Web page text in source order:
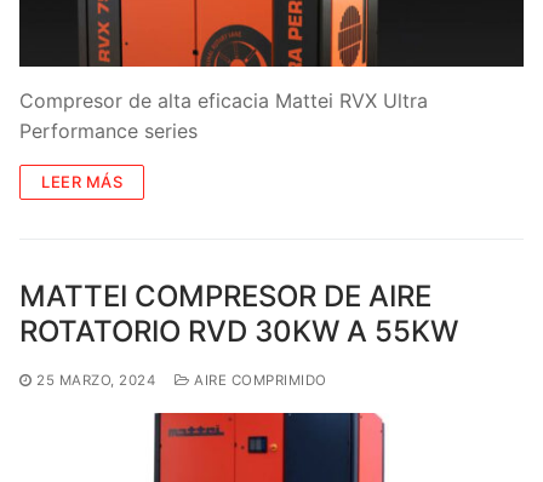
Compresor de alta eficacia Mattei RVX Ultra
Performance series
LEER MÁS
MATTEI COMPRESOR DE AIRE
ROTATORIO RVD 30KW A 55KW
25 MARZO, 2024 AIRE COMPRIMIDO